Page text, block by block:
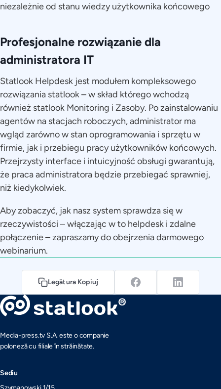
niezależnie od stanu wiedzy użytkownika końcowego
Profesjonalne rozwiązanie dla
administratora IT
Statlook Helpdesk jest modułem kompleksowego
rozwiązania statlook – w skład którego wchodzą
również statlook Monitoring i Zasoby. Po zainstalowaniu
agentów na stacjach roboczych, administrator ma
wgląd zarówno w stan oprogramowania i sprzętu w
firmie, jak i przebiegu pracy użytkowników końcowych.
Przejrzysty interface i intuicyjność obsługi gwarantują,
że praca administratora będzie przebiegać sprawniej,
niż kiedykolwiek.
Aby zobaczyć, jak nasz system sprawdza się w
rzeczywistości – włączając w to helpdesk i zdalne
połączenie – zapraszamy do obejrzenia darmowego
webinarium.
Legătura Kopiuj
Media-press.tv S.A. este o companie
poloneză cu filiale în străinătate.
Sediu